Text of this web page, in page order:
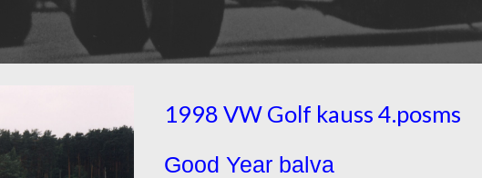
1998 VW Golf kauss4.posms
Good Year balva